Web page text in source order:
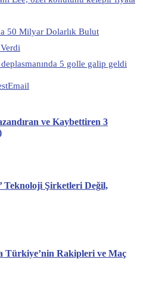
50 Milyar Dolarlık Bulut
5 golle galip geldi
Email
ve Kaybettiren 3
Teknoloji Şirketleri Değil,
Türkiye’nin Rakipleri ve Maç